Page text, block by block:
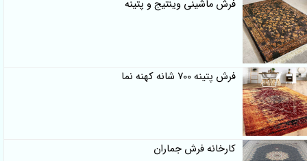
فرش ماشینی وینتیج و پتینه
فرش پتینه 700 شانه کهنه نما
کارخانه فرش جماران